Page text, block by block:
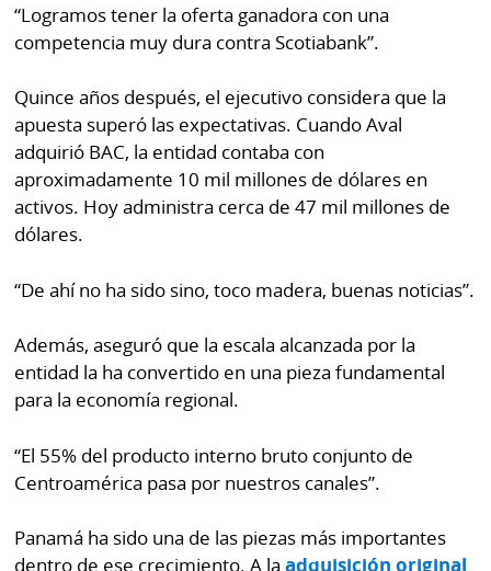
“Logramos tener la oferta ganadora con una
competencia muy dura contra Scotiabank”.
Quince años después, el ejecutivo considera que la
apuesta superó las expectativas. Cuando Aval
adquirió BAC, la entidad contaba con
aproximadamente 10 mil millones de dólares en
activos. Hoy administra cerca de 47 mil millones de
dólares.
“De ahí no ha sido sino, toco madera, buenas noticias”.
Además, aseguró que la escala alcanzada por la
entidad la ha convertido en una pieza fundamental
para la economía regional.
“El 55% del producto interno bruto conjunto de
Centroamérica pasa por nuestros canales”.
Panamá ha sido una de las piezas más importantes
dentro de ese crecimiento. A laadquisición original